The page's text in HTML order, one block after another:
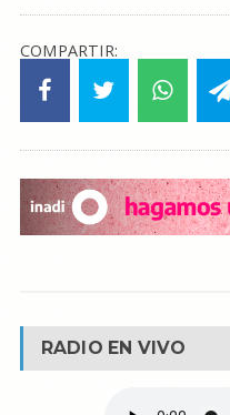
COMPARTIR:
RADIO EN VIVO